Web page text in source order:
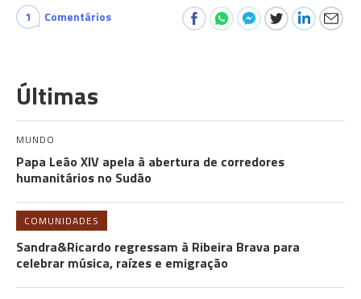
1 Comentários
Últimas
MUNDO
Papa Leão XIV apela à abertura de corredores
humanitários no Sudão
COMUNIDADES
Sandra&Ricardo regressam à Ribeira Brava para
celebrar música, raízes e emigração